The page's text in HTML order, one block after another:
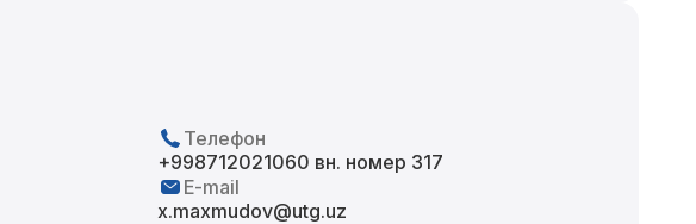
Телефон
+998712021060 вн. номер 317
E-mail
x.maxmudov@utg.uz